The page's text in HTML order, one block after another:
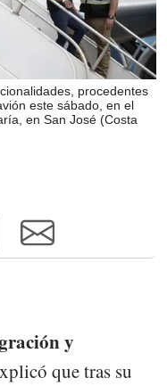
procedentes
este sábado, en el
en San José (Costa
y
que tras su